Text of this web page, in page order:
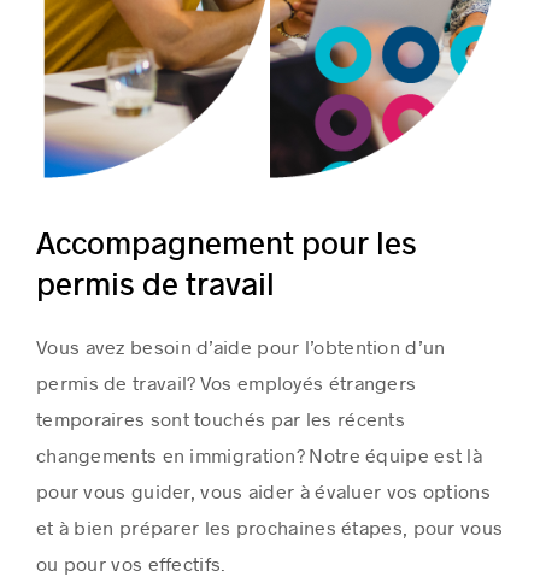
Accompagnement pour les
permis de travail
Vous avez besoin d’aide pour l’obtention d’un
permis de travail? Vos employés étrangers
temporaires sont touchés par les récents
changements en immigration? Notre équipe est là
pour vous guider, vous aider à évaluer vos options
et à bien préparer les prochaines étapes, pour vous
ou pour vos effectifs.